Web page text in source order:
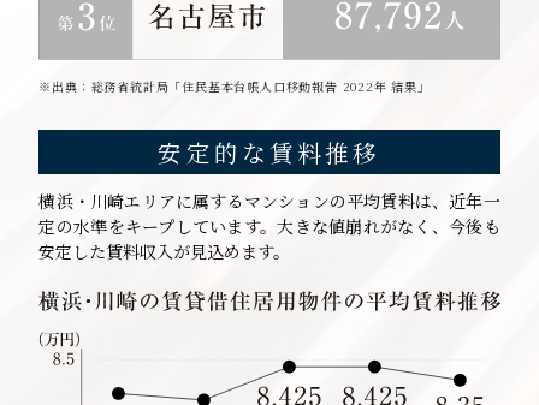
※出典：総務省統計局「住民基本台帳人口移動報告 2022年 結果」
安定的な賃料推移
横浜・川崎エリアに属するマンションの平均賃料は、近年一
定の水準をキープしています。大きな値崩れがなく、今後も
安定した賃料収入が見込めます。